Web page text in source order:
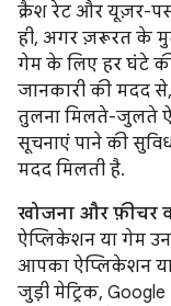
क्रैश रेट और यूज़र-
ही, अगर ज़रूरत के
गेम के लिए हर घंटे की
जानकारी की मदद
तुलना मिलते-जुलते
सूचनाएं पाने की
मदद मिलती है.
खोजना और फ़ीचर
ऐप्लिकेशन या गेम
आपका ऐप्लिकेशन
जुड़ी मेट्रिक,